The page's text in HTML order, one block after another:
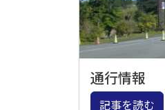
通行情報
記事を読む